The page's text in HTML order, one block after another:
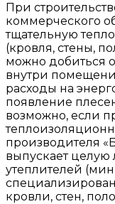
При
коммерческого
тщательную
(кровля, стены,
можно добиться
внутри
расходы на
появление
возможно, если
производителя
выпускает целую
утеплителей
кровли, стен,